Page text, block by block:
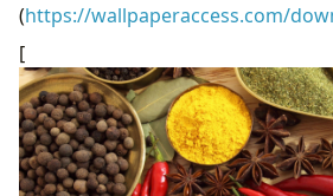
(https://wallpaperaccess.com/
[